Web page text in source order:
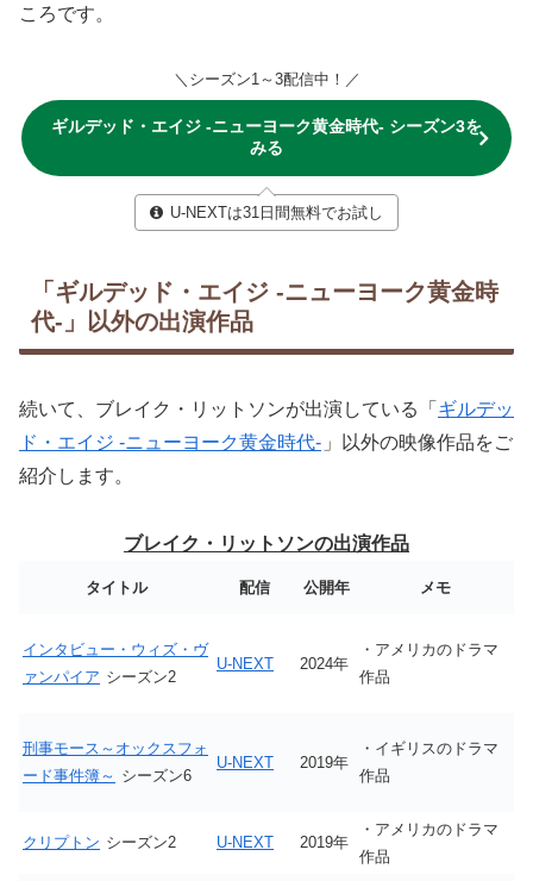
ころです。
＼シーズン1～3配信中！／
ギルデッド・エイジ -ニューヨーク黄金時代- シーズン3を
みる
U-NEXTは31日間無料でお試し
「ギルデッド・エイジ -ニューヨーク黄金時
代-」以外の出演作品
続いて、ブレイク・リットソンが出演している「 ギルデッ
ド・エイジ -ニューヨーク黄金時代- 」以外の映像作品をご
紹介します。
ブレイク・リットソンの出演作品
タイトル 配信 公開年 メモ
インタビュー・ウィズ・ヴ
ァンパイア シーズン2
U-NEXT 2024年
・アメリカのドラマ
作品
刑事モース～オックスフォ
ード事件簿～ シーズン6
U-NEXT 2019年
・イギリスのドラマ
作品
クリプトン シーズン2 U-NEXT 2019年
・アメリカのドラマ
作品